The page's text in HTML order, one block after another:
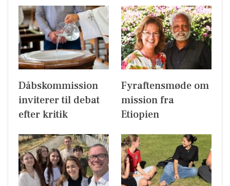
Dåbskommission
inviterer til debat
efter kritik
Fyraftensmøde om
mission fra
Etiopien